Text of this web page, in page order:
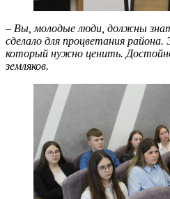
– Вы, молодые люди, должны
сделало для процветания
который нужно ценить.
земляков.